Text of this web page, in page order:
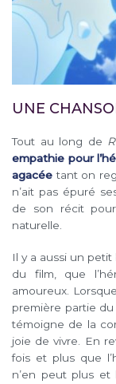
UNE
Tout au long de
empathie pour
agacée tant on
n’ait pas épuré
de son récit
naturelle.
Il y a aussi un
du film, que
amoureux.
première partie du
témoigne de la
joie de vivre. En
fois et plus que
n’en peut plus et